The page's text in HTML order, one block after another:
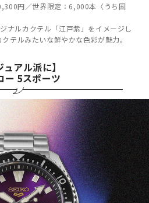
円／世界限定：6,000本〈うち国
ナルカクテル「江戸紫」をイメージし
テルみたいな鮮やかな色彩が魅力。
ュアル派に】
ー 5スポーツ